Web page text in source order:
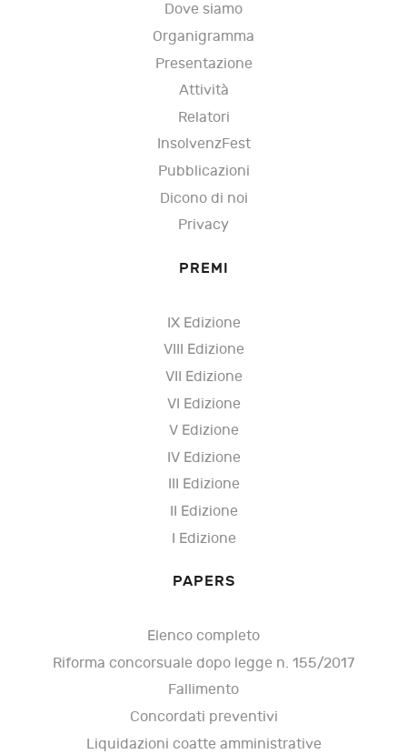
Dove siamo
Organigramma
Presentazione
Attività
Relatori
InsolvenzFest
Pubblicazioni
Dicono di noi
Privacy
PREMI
IX Edizione
VIII Edizione
VII Edizione
VI Edizione
V Edizione
IV Edizione
III Edizione
II Edizione
I Edizione
PAPERS
Elenco completo
Riforma concorsuale dopo legge n. 155/2017
Fallimento
Concordati preventivi
Liquidazioni coatte amministrative